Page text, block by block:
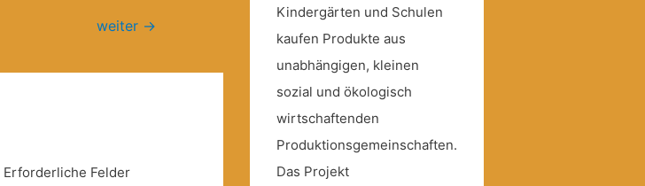
weiter →
Erforderliche Felder
Kindergärten und Schulen
kaufen Produkte aus
unabhängigen, kleinen
sozial und ökologisch
wirtschaftenden
Produktionsgemeinschaften.
Das Projekt